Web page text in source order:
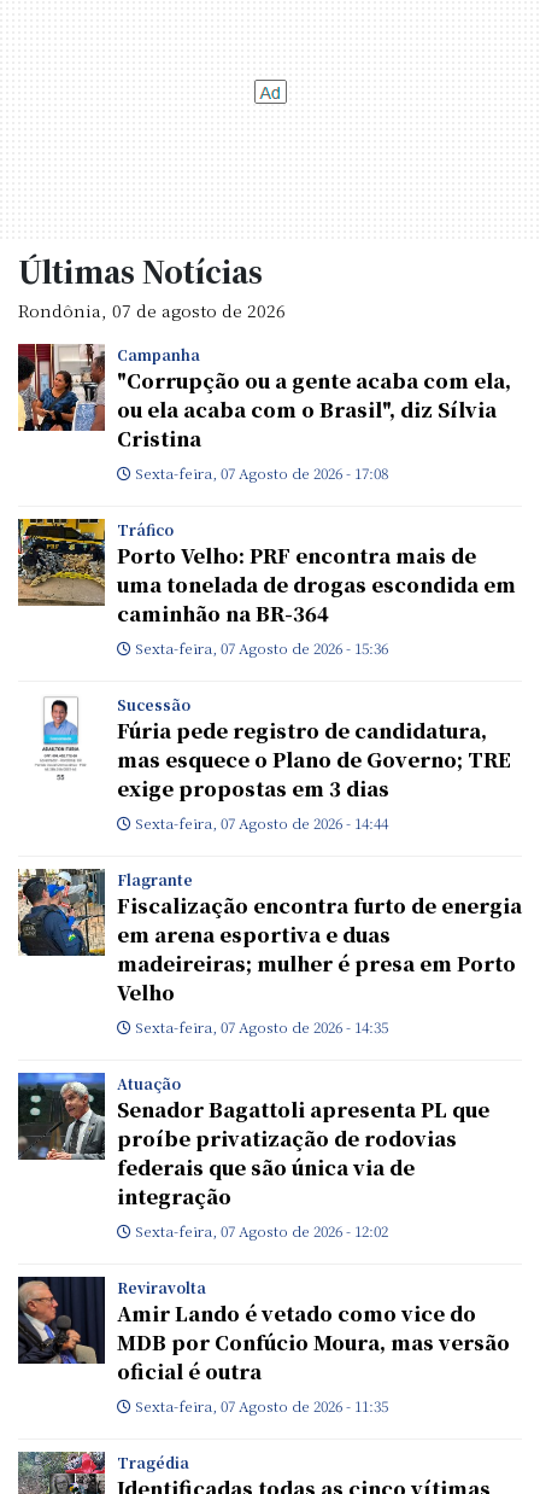
Últimas Notícias
Rondônia, 07 de agosto de 2026
Campanha
"Corrupção ou a gente acaba com ela,
ou ela acaba com o Brasil", diz Sílvia
Cristina
Sexta-feira, 07 Agosto de 2026 - 17:08
Tráfico
Porto Velho: PRF encontra mais de
uma tonelada de drogas escondida em
caminhão na BR-364
Sexta-feira, 07 Agosto de 2026 - 15:36
Sucessão
Fúria pede registro de candidatura,
mas esquece o Plano de Governo; TRE
exige propostas em 3 dias
Sexta-feira, 07 Agosto de 2026 - 14:44
Flagrante
Fiscalização encontra furto de energia
em arena esportiva e duas
madeireiras; mulher é presa em Porto
Velho
Sexta-feira, 07 Agosto de 2026 - 14:35
Atuação
Senador Bagattoli apresenta PL que
proíbe privatização de rodovias
federais que são única via de
integração
Sexta-feira, 07 Agosto de 2026 - 12:02
Reviravolta
Amir Lando é vetado como vice do
MDB por Confúcio Moura, mas versão
oficial é outra
Sexta-feira, 07 Agosto de 2026 - 11:35
Tragédia
Identificadas todas as cinco vítimas